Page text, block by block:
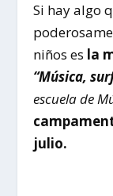
Si hay algo
niños es la
“Música,
escuela de
julio.